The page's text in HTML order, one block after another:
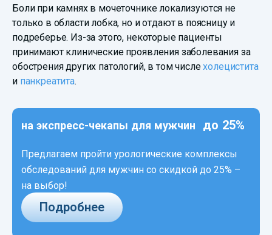
Боли при камнях в мочеточнике локализуются не
только в области лобка, но и отдают в поясницу и
подреберье. Из-за этого, некоторые пациенты
принимают клинические проявления заболевания за
обострения других патологий, в том числехолецистита
и панкреатита.
на экспресс-чекапы для мужчин до 25%
Предлагаем пройти урологические комплексы
обследований для мужчин со скидкой до 25% –
на выбор!
Подробнее